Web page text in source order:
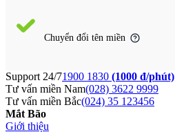
Chuyển đổi tên miền
Support 24/71900 1830 (1000 đ/phút)
Tư vấn miền Nam(028) 3622 9999
Tư vấn miền Bắc(024) 35 123456
Mắt Bão
Giới thiệu